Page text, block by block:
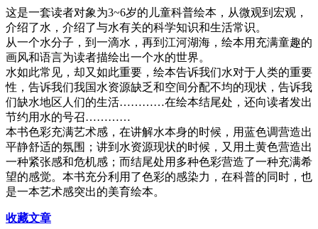
这是一套读者对象为3~6岁的儿童科普绘本，从微观到宏观，
介绍了水，介绍了与水有关的科学知识和生活常识。
从一个水分子，到一滴水，再到江河湖海，绘本用充满童趣的
画风和语言为读者描绘出一个水的世界。
水如此常见，却又如此重要，绘本告诉我们水对于人类的重要
性，告诉我们我国水资源缺乏和空间分配不均的现状，告诉我
们缺水地区人们的生活…………在绘本结尾处，还向读者发出
节约用水的号召…………
本书色彩充满艺术感，在讲解水本身的时候，用蓝色调营造出
平静舒适的氛围；讲到水资源现状的时候，又用土黄色营造出
一种紧张感和危机感；而结尾处用多种色彩营造了一种充满希
望的感觉。本书充分利用了色彩的感染力，在科普的同时，也
是一本艺术感突出的美育绘本。
收藏文章